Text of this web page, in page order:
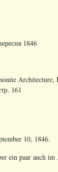
1846
161
10, 1846.
ein paar auch im